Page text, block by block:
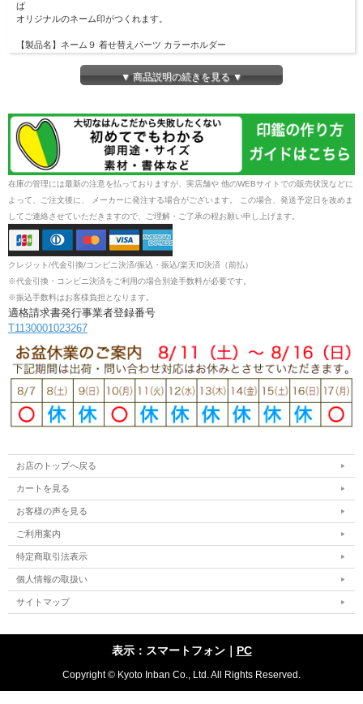
ば
オリジナルのネーム印がつくれます。
【製品名】ネーム９ 着せ替えパーツ カラーホルダー
【商品サイズ】17.0×17.0×44.1(mm)
▼ 商品説明の続きを見る ▼
在庫の管理には最新の注意を払っておりますが、実店舗や 他のWEBサイトでの販売状況などに
よって、ご注文後に、 メーカーに発注する場合がございます。 この場合、発送予定日を改めま
してご連絡させていただきますので、ご理解・ご了承の程お願い申し上げます。
クレジット/代金引換/コンビニ決済/振込・振込/楽天ID決済（前払）
※代金引換・コンビニ決済をご利用の場合別途手数料が必要です。
※振込手数料はお客様負担となります。
適格請求書発行事業者登録番号
T1130001023267
お店のトップへ戻る
カートを見る
お客様の声を見る
ご利用案内
特定商取引法表示
個人情報の取扱い
サイトマップ
表示：スマートフォン｜ PC
Copyright © Kyoto Inban Co., Ltd. All Rights Reserved.